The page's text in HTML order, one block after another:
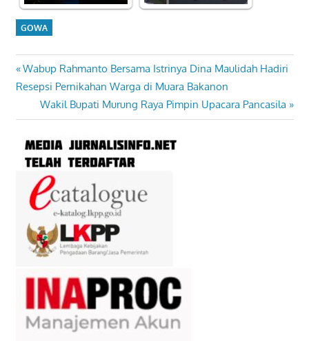
GOWA
Navigasi
pos
Previous
Post:
Wabup Rahmanto Bersama Istrinya Dina Maulidah Hadiri
Resepsi Pernikahan Warga di Muara Bakanon
Next
Post:
Wakil Bupati Murung Raya Pimpin Upacara Pancasila